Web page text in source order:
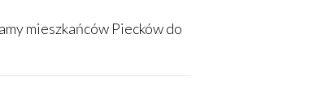
mieszkańców Piecków do